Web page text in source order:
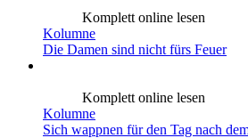
Komplett online lesen
Kolumne
Die Damen sind nicht fürs Feuer
Komplett online lesen
Kolumne
Sich wappnen für den Tag nach